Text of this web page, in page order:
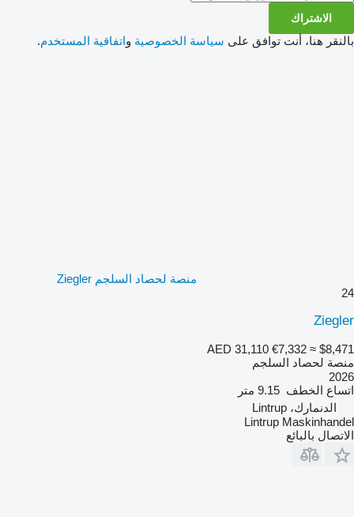
الاشتراك
بالنقر هنا، أنت توافق على سياسة الخصوصية واتفاقية المستخدم.
منصة لحصاد السلجم Ziegler
24
Ziegler
AED 31,110 €7,332 ≈ $8,471
منصة لحصاد السلجم
2026
اتساع الخطف 9.15 متر
الدنمارك، Lintrup
Lintrup Maskinhandel
الاتصال بالبائع